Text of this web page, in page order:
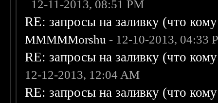
12-11-2013, 08:51 PM
RE: запросы на заливку (что
MMMMMorshu - 12-10-2013, 04:33
RE: запросы на заливку (что
12-12-2013, 12:04 AM
RE: запросы на заливку (что